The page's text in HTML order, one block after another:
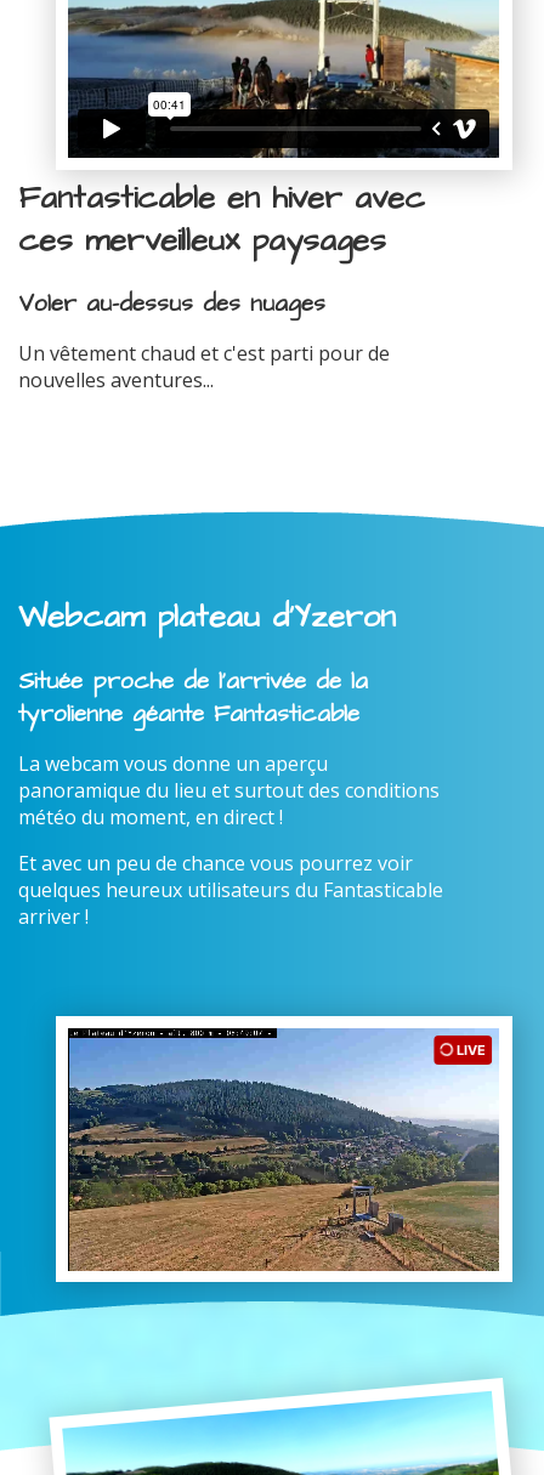
Fantasticable en hiver avec
ces merveilleux paysages
Voler au-dessus des nuages
Un vêtement chaud et c'est parti pour de
nouvelles aventures...
Webcam plateau d'Yzeron
Située proche de l'arrivée de la
tyrolienne géante Fantasticable
La webcam vous donne un aperçu
panoramique du lieu et surtout des conditions
météo du moment, en direct !
Et avec un peu de chance vous pourrez voir
quelques heureux utilisateurs du Fantasticable
arriver !